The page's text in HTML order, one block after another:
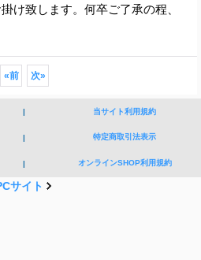
け致します。何卒ご了承の程、
«前 次»
| 当サイト利用規約
| 特定商取引法表示
| オンラインSHOP利用規約
サイト